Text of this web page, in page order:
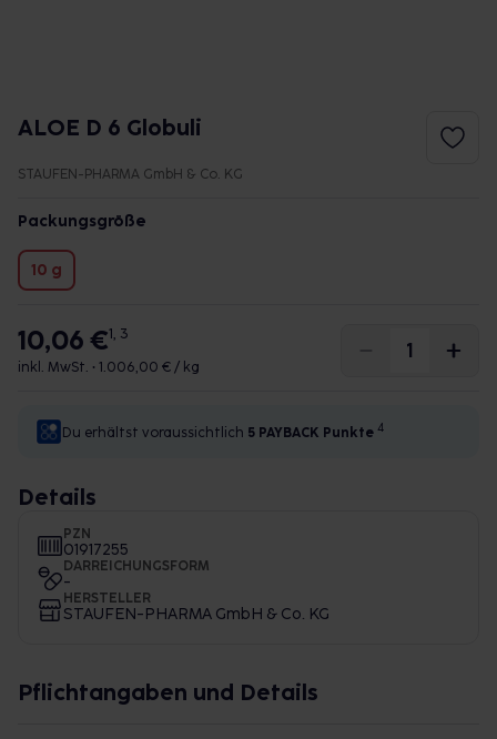
ALOE D 6 Globuli
STAUFEN-PHARMA GmbH & Co. KG
Packungsgröße
10 g
10,06 €1, 3
inkl. MwSt. • 1.006,00 € / kg
Du erhältst voraussichtlich 5 PAYBACK Punkte 4
Details
PZN
01917255
DARREICHUNGSFORM
-
HERSTELLER
STAUFEN-PHARMA GmbH & Co. KG
Pflichtangaben und Details